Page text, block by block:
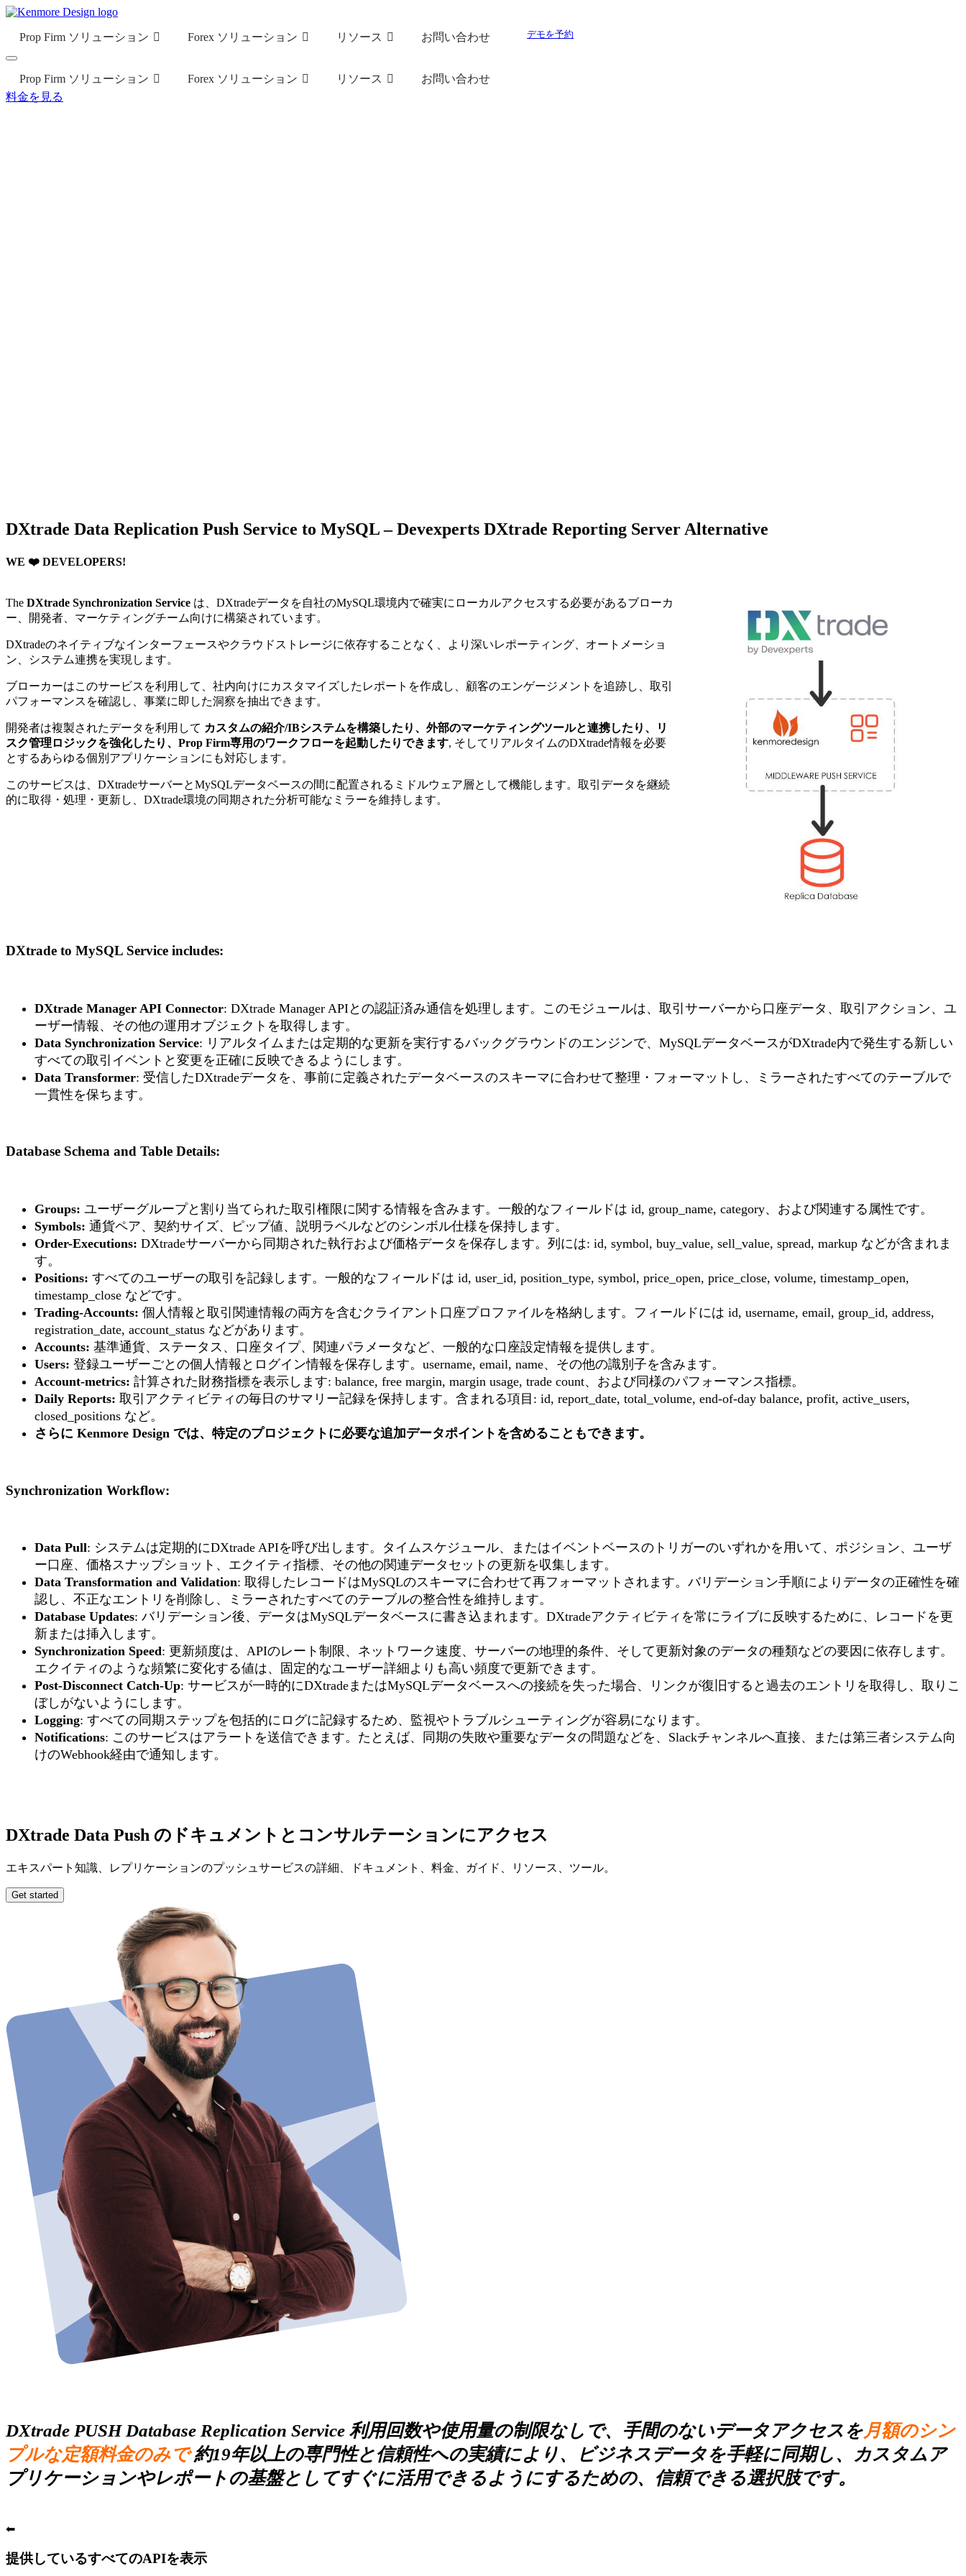
Prop Firm ソリューション Forex ソリューション リソース お問い合わせ デモを予約
Prop Firm ソリューション Forex ソリューション リソース
お問い合わせ
料金を見る
DXtrade Data Replication Push Service to MySQL – Devexperts DXtrade Reporting Server Alternative
WE ❤️ DEVELOPERS!
The DXtrade Synchronization Service は、DXtradeデータを自社のMySQL環境内で確実にローカルアクセスする必要があるブローカ
ー、開発者、マーケティングチーム向けに構築されています。
DXtradeのネイティブなインターフェースやクラウドストレージに依存することなく、より深いレポーティング、オートメーショ
ン、システム連携を実現します。
ブローカーはこのサービスを利用して、社内向けにカスタマイズしたレポートを作成し、顧客のエンゲージメントを追跡し、取引
パフォーマンスを確認し、事業に即した洞察を抽出できます。
開発者は複製されたデータを利用して カスタムの紹介/IBシステムを構築したり、外部のマーケティングツールと連携したり、リ
スク管理ロジックを強化したり、Prop Firm専用のワークフローを起動したりできます, そしてリアルタイムのDXtrade情報を必要
とするあらゆる個別アプリケーションにも対応します。
このサービスは、DXtradeサーバーとMySQLデータベースの間に配置されるミドルウェア層として機能します。取引データを継続
的に取得・処理・更新し、DXtrade環境の同期された分析可能なミラーを維持します。
DXtrade to MySQL Service includes:
DXtrade Manager API Connector: DXtrade Manager APIとの認証済み通信を処理します。このモジュールは、取引サーバーから口座データ、取引アクション、ユ
ーザー情報、その他の運用オブジェクトを取得します。
Data Synchronization Service: リアルタイムまたは定期的な更新を実行するバックグラウンドのエンジンで、MySQLデータベースがDXtrade内で発生する新しい
すべての取引イベントと変更を正確に反映できるようにします。
Data Transformer: 受信したDXtradeデータを、事前に定義されたデータベースのスキーマに合わせて整理・フォーマットし、ミラーされたすべてのテーブルで
一貫性を保ちます。
Database Schema and Table Details:
Groups: ユーザーグループと割り当てられた取引権限に関する情報を含みます。一般的なフィールドは id, group_name, category、および関連する属性です。
Symbols: 通貨ペア、契約サイズ、ピップ値、説明ラベルなどのシンボル仕様を保持します。
Order-Executions: DXtradeサーバーから同期された執行および価格データを保存します。列には: id, symbol, buy_value, sell_value, spread, markup などが含まれま
す。
Positions: すべてのユーザーの取引を記録します。一般的なフィールドは id, user_id, position_type, symbol, price_open, price_close, volume, timestamp_open,
timestamp_close などです。
Trading-Accounts: 個人情報と取引関連情報の両方を含むクライアント口座プロファイルを格納します。フィールドには id, username, email, group_id, address,
registration_date, account_status などがあります。
Accounts: 基準通貨、ステータス、口座タイプ、関連パラメータなど、一般的な口座設定情報を提供します。
Users: 登録ユーザーごとの個人情報とログイン情報を保存します。username, email, name、その他の識別子を含みます。
Account-metrics: 計算された財務指標を表示します: balance, free margin, margin usage, trade count、および同様のパフォーマンス指標。
Daily Reports: 取引アクティビティの毎日のサマリー記録を保持します。含まれる項目: id, report_date, total_volume, end-of-day balance, profit, active_users,
closed_positions など。
さらに Kenmore Design では、特定のプロジェクトに必要な追加データポイントを含めることもできます。
Synchronization Workflow:
Data Pull: システムは定期的にDXtrade APIを呼び出します。タイムスケジュール、またはイベントベースのトリガーのいずれかを用いて、ポジション、ユーザ
ー口座、価格スナップショット、エクイティ指標、その他の関連データセットの更新を収集します。
Data Transformation and Validation: 取得したレコードはMySQLのスキーマに合わせて再フォーマットされます。バリデーション手順によりデータの正確性を確
認し、不正なエントリを削除し、ミラーされたすべてのテーブルの整合性を維持します。
Database Updates: バリデーション後、データはMySQLデータベースに書き込まれます。DXtradeアクティビティを常にライブに反映するために、レコードを更
新または挿入します。
Synchronization Speed: 更新頻度は、APIのレート制限、ネットワーク速度、サーバーの地理的条件、そして更新対象のデータの種類などの要因に依存します。
エクイティのような頻繁に変化する値は、固定的なユーザー詳細よりも高い頻度で更新できます。
Post-Disconnect Catch-Up: サービスが一時的にDXtradeまたはMySQLデータベースへの接続を失った場合、リンクが復旧すると過去のエントリを取得し、取りこ
ぼしがないようにします。
Logging: すべての同期ステップを包括的にログに記録するため、監視やトラブルシューティングが容易になります。
Notifications: このサービスはアラートを送信できます。たとえば、同期の失敗や重要なデータの問題などを、Slackチャンネルへ直接、または第三者システム向
けのWebhook経由で通知します。
DXtrade Data Push のドキュメントとコンサルテーションにアクセス
エキスパート知識、レプリケーションのプッシュサービスの詳細、ドキュメント、料金、ガイド、リソース、ツール。
Get started
DXtrade PUSH Database Replication Service 利用回数や使用量の制限なしで、手間のないデータアクセスを月額のシン
プルな定額料金のみで約19年以上の専門性と信頼性への実績により、ビジネスデータを手軽に同期し、カスタムア
プリケーションやレポートの基盤としてすぐに活用できるようにするための、信頼できる選択肢です。
⬅
提供しているすべてのAPIを表示